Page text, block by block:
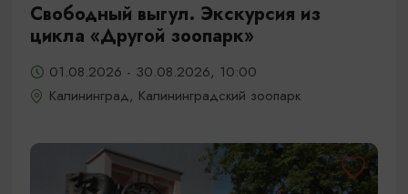
Свободный выгул. Экскурсия из
цикла «Другой зоопарк»
01.08.2026 - 30.08.2026, 10:00
Калининград, Калининградский зоопарк